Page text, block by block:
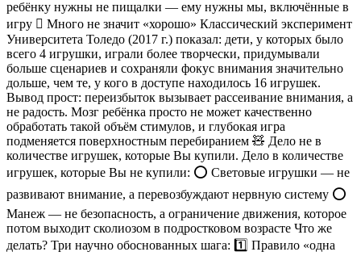
ребёнку нужны не пищалки — ему нужны мы, включённые в
игру 🪎 Много не значит «хорошо» Классический эксперимент
Университета Толедо (2017 г.) показал: дети, у которых было
всего 4 игрушки, играли более творчески, придумывали
больше сценариев и сохраняли фокус внимания значительно
дольше, чем те, у кого в доступе находилось 16 игрушек.
Вывод прост: переизбыток вызывает рассеивание внимания, а
не радость. Мозг ребёнка просто не может качественно
обработать такой объём стимулов, и глубокая игра
подменяется поверхностным перебиранием 🧸 Дело не в
количестве игрушек, которые Вы купили. Дело в количестве
игрушек, которые Вы не купили: ⭕ Световые игрушки — не
развивают внимание, а перевозбуждают нервную систему ⭕
Манеж — не безопасность, а ограничение движения, которое
потом выходит сколиозом в подростковом возрасте Что же
делать? Три научно обоснованных шага: 1️⃣ Правило «одна